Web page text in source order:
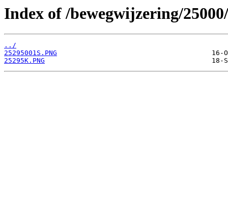
Index of /bewegwijzering/
../
25295001S.PNG
25295K.PNG